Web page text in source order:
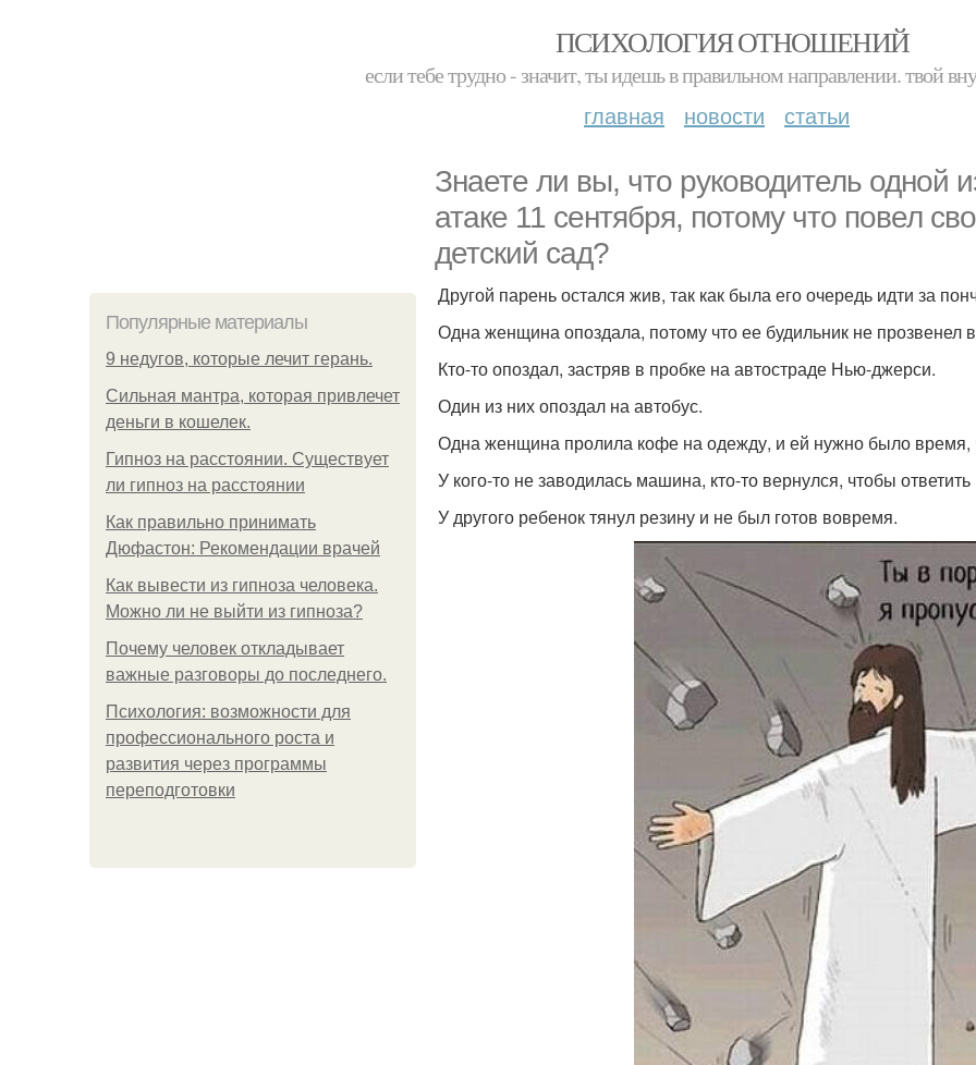
ПСИХОЛОГИЯ ОТНОШЕНИЙ
если тебе трудно - значит, ты идешь в правильном направлении. твой
главная новости статьи
Знаете ли вы, что руководитель одной
атаке 11 сентября, потому что повел
детский сад?
Популярные материалы
9 недугов, которые лечит герань.
Сильная мантра, которая привлечет
деньги в кошелек.
Гипноз на расстоянии. Существует
ли гипноз на расстоянии
Как правильно принимать
Дюфастон: Рекомендации врачей
Как вывести из гипноза человека.
Можно ли не выйти из гипноза?
Почему человек откладывает
важные разговоры до последнего.
Психология: возможности для
профессионального роста и
развития через программы
переподготовки
Другой парень остался жив, так как была его очередь идти за
Одна женщина опоздала, потому что ее будильник не прозвенел
Кто-то опоздал, застряв в пробке на автостраде Нью-джерси.
Один из них опоздал на автобус.
Одна женщина пролила кофе на одежду, и ей нужно было время,
У кого-то не заводилась машина, кто-то вернулся, чтобы
У другого ребенок тянул резину и не был готов вовремя.